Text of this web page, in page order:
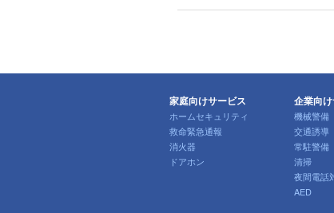
家庭向けサービス
ホームセキュリティ
救命緊急通報
消火器
ドアホン
企業向
機械警備
交通誘導
常駐警備
清掃
夜間電話
AED